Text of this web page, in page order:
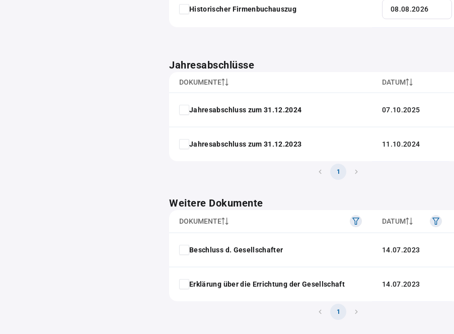
Historischer Firmenbuchauszug
Jahresabschlüsse
DOKUMENTE DATUM
Jahresabschluss zum 31.12.2024 07.10.2025
Jahresabschluss zum 31.12.2023 11.10.2024
1
Weitere Dokumente
DOKUMENTE DATUM
Beschluss d. Gesellschafter 14.07.2023
Erklärung über die Errichtung der Gesellschaft 14.07.2023
1